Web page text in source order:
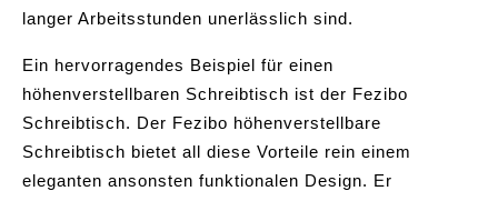
langer Arbeitsstunden unerlässlich sind.
Ein hervorragendes Beispiel für einen
höhenverstellbaren Schreibtisch ist der Fezibo
Schreibtisch. Der Fezibo höhenverstellbare
Schreibtisch bietet all diese Vorteile rein einem
eleganten ansonsten funktionalen Design. Er